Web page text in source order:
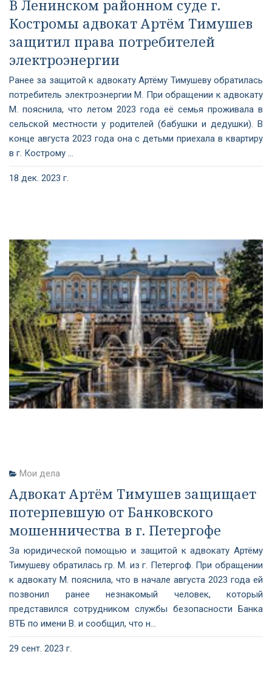
В Ленинском районном суде г.
Костромы адвокат Артём Тимушев
защитил права потребителей
электроэнергии
Ранее за защитой к адвокату Артёму Тимушеву обратилась
потребитель электроэнергии М. При обращении к адвокату
М. пояснила, что летом 2023 года её семья проживала в
сельской местности у родителей (бабушки и дедушки). В
конце августа 2023 года она с детьми приехала в квартиру
в г. Кострому ...
18 дек. 2023 г.
Мои дела
Адвокат Артём Тимушев защищает
потерпевшую от Банковского
мошенничества в г. Петергофе
За юридической помощью и защитой к адвокату Артёму
Тимушеву обратилась гр. М. из г. Петергоф. При обращении
к адвокату М. пояснила, что в начале августа 2023 года ей
позвонил ранее незнакомый человек, который
представился сотрудником службы безопасности Банка
ВТБ по имени В. и сообщил, что н...
29 сент. 2023 г.